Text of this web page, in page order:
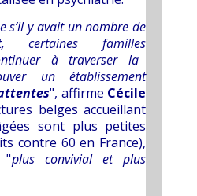
s’il y avait un nombre de
certaines familles
à traverser la
un établissement
", affirme Cécile
belges accueillant
sont plus petites
contre 60 en France),
"plus convivial et plus